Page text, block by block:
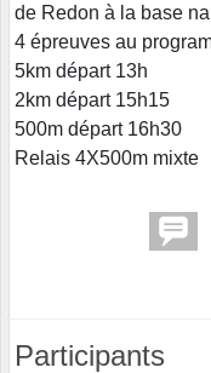
de Redon à la base
4 épreuves au
5km départ 13h
2km départ 15h15
500m départ 16h30
Relais 4X500m mixte
Participants